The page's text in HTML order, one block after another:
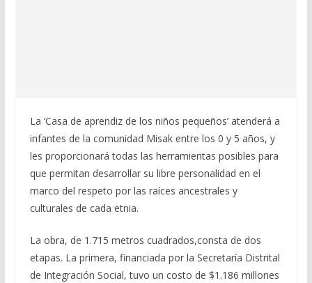
La ‘Casa de aprendiz de los niños pequeños’ atenderá a
infantes de la comunidad Misak entre los 0 y 5 años, y
les proporcionará todas las herramientas posibles para
que permitan desarrollar su libre personalidad en el
marco del respeto por las raíces ancestrales y
culturales de cada etnia.
La obra, de 1.715 metros cuadrados,consta de dos
etapas. La primera, financiada por la Secretaría Distrital
de Integración Social, tuvo un costo de $1.186 millones